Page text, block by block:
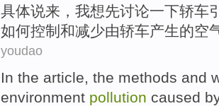
具体说来， 我想先讨论一下轿车
如何控制 和减少由轿车产生的空
youdao
In the article, the methods and
environment pollution caused